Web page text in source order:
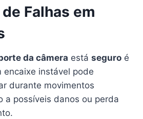
Falhas em
da câmera está seguro é
encaixe instável pode
durante movimentos
a possíveis danos ou perda